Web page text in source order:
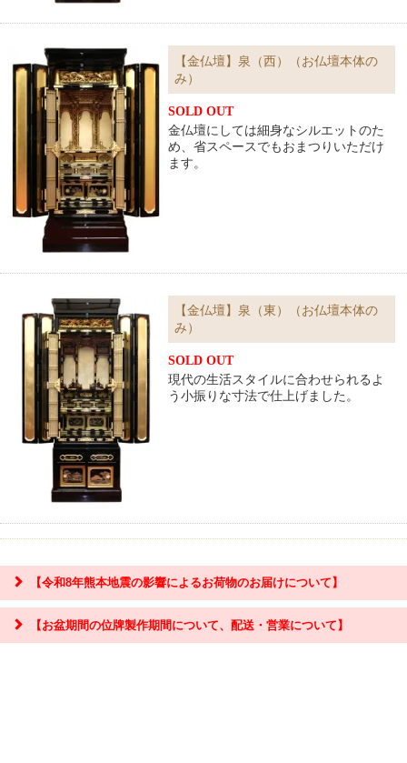
【金仏壇】泉（西）（お仏壇本体の
み）
SOLD OUT
金仏壇にしては細身なシルエットのた
め、省スペースでもおまつりいただけ
ます。
【金仏壇】泉（東）（お仏壇本体の
み）
SOLD OUT
現代の生活スタイルに合わせられるよ
う小振りな寸法で仕上げました。
【令和8年熊本地震の影響によるお荷物のお届けについて】
【お盆期間の位牌製作期間について、配送・営業について】